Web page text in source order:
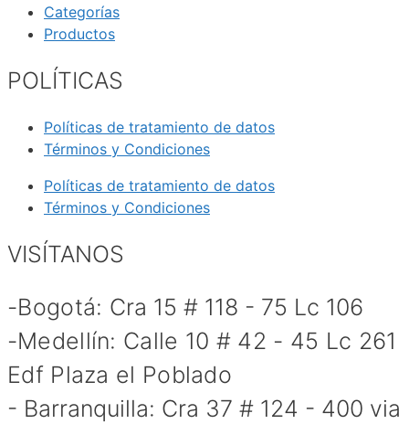
Categorías
Productos
POLÍTICAS
Políticas de tratamiento de datos
Términos y Condiciones
Políticas de tratamiento de datos
Términos y Condiciones
VISÍTANOS
-Bogotá: Cra 15 # 118 - 75 Lc 106
-Medellín: Calle 10 # 42 - 45 Lc 261
Edf Plaza el Poblado
- Barranquilla: Cra 37 # 124 - 400 via